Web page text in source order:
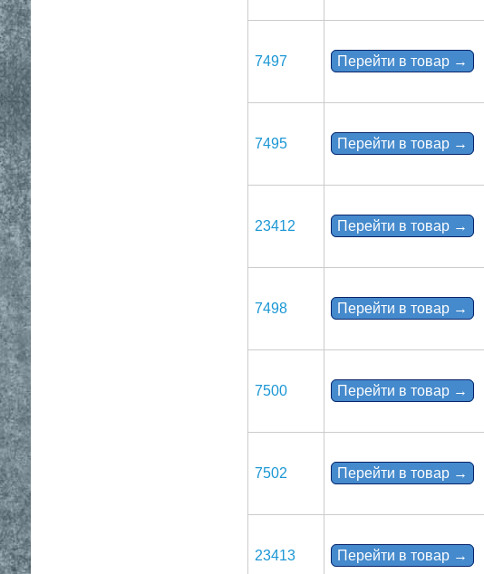
7497 Перейти в товар →
7495 Перейти в товар →
23412 Перейти в товар →
7498 Перейти в товар →
7500 Перейти в товар →
7502 Перейти в товар →
23413 Перейти в товар →